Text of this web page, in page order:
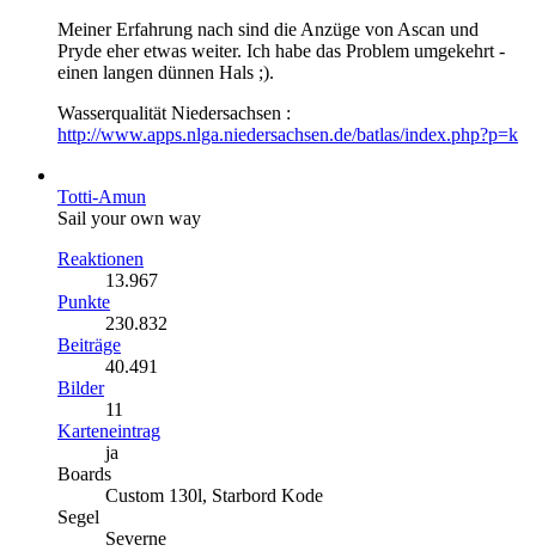
Meiner Erfahrung nach sind die Anzüge von Ascan und
Pryde eher etwas weiter. Ich habe das Problem umgekehrt -
einen langen dünnen Hals ;).
Wasserqualität Niedersachsen :
http://www.apps.nlga.niedersachsen.de/batlas/index.php?p=k
Totti-Amun
Sail your own way
Reaktionen
13.967
Punkte
230.832
Beiträge
40.491
Bilder
11
Karteneintrag
ja
Boards
Custom 130l, Starbord Kode
Segel
Severne